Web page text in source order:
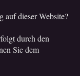
auf dieser Website?
durch den
Sie dem